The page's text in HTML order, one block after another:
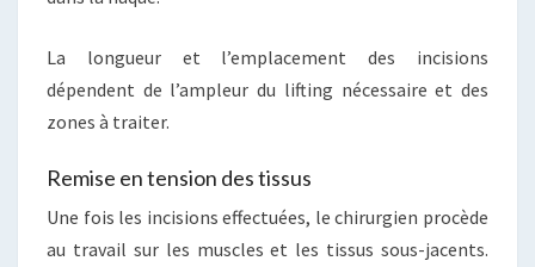
La longueur et l’emplacement des incisions
dépendent de l’ampleur du lifting nécessaire et des
zones à traiter.
Remise en tension des tissus
Une fois les incisions effectuées, le chirurgien procède
au travail sur les muscles et les tissus sous-jacents.